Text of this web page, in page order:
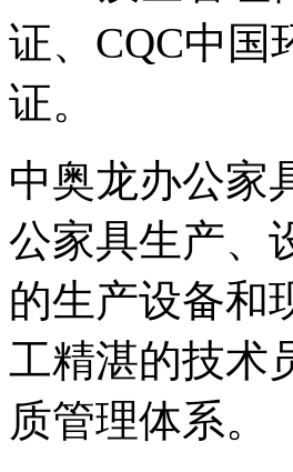
证、CQC中国
证。
中奥龙办公家
公家具生产、
的生产设备和
工精湛的技术
质管理体系。